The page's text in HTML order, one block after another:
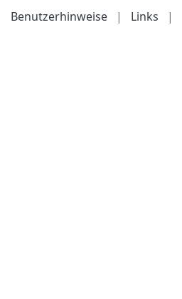
Benutzerhinweise
| Links |